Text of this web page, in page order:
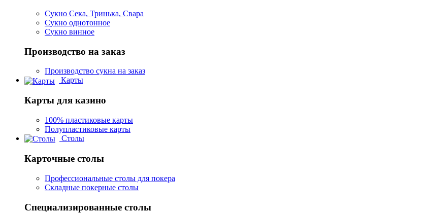
Сукно Сека, Тринька, Свара
Сукно однотонное
Сукно винное
Производство на заказ
Производство сукна на заказ
Карты
Карты для казино
100% пластиковые карты
Полупластиковые карты
Столы
Карточные столы
Профессиональные столы для покера
Складные покерные столы
Специализированные столы